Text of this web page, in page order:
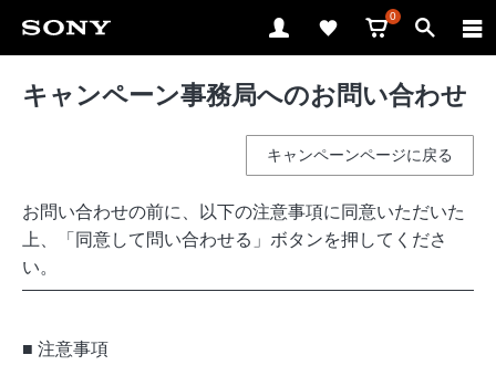
0
キャンペーン事務局へのお問い合わせ
キャンペーンページに戻る
お問い合わせの前に、以下の注意事項に同意いただいた
上、「同意して問い合わせる」ボタンを押してくださ
い。
■ 注意事項